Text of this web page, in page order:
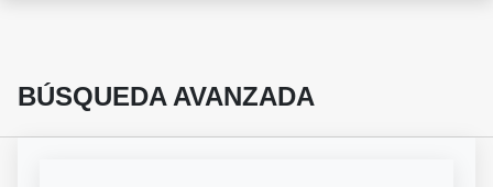
BÚSQUEDA AVANZADA